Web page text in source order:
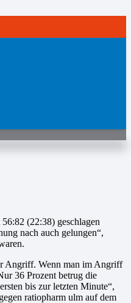
(22:38) geschlagen
nach auch gelungen“,
Angriff. Wenn man im Angriff
36 Prozent betrug die
bis zur letzten Minute“,
ratiopharm ulm auf dem